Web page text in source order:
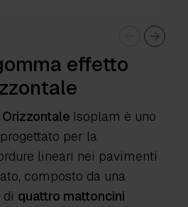
effetto
Isoplam è uno
per la
lineari nei pavimenti
composto da una
quattro mattoncini